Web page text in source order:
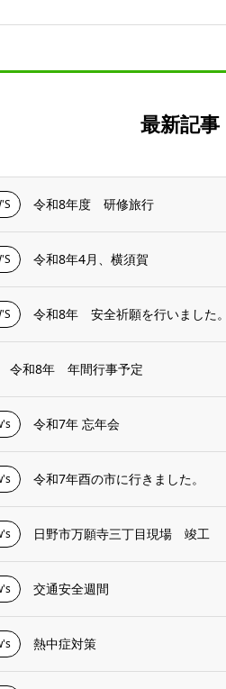
最新記事
令和8年度 研修旅行
令和8年4月、横須賀
令和8年 安全祈願を行いました
令和8年 年間行事予定
令和7年 忘年会
令和7年酉の市に行きました。
日野市万願寺三丁目現場 竣工
交通安全週間
熱中症対策